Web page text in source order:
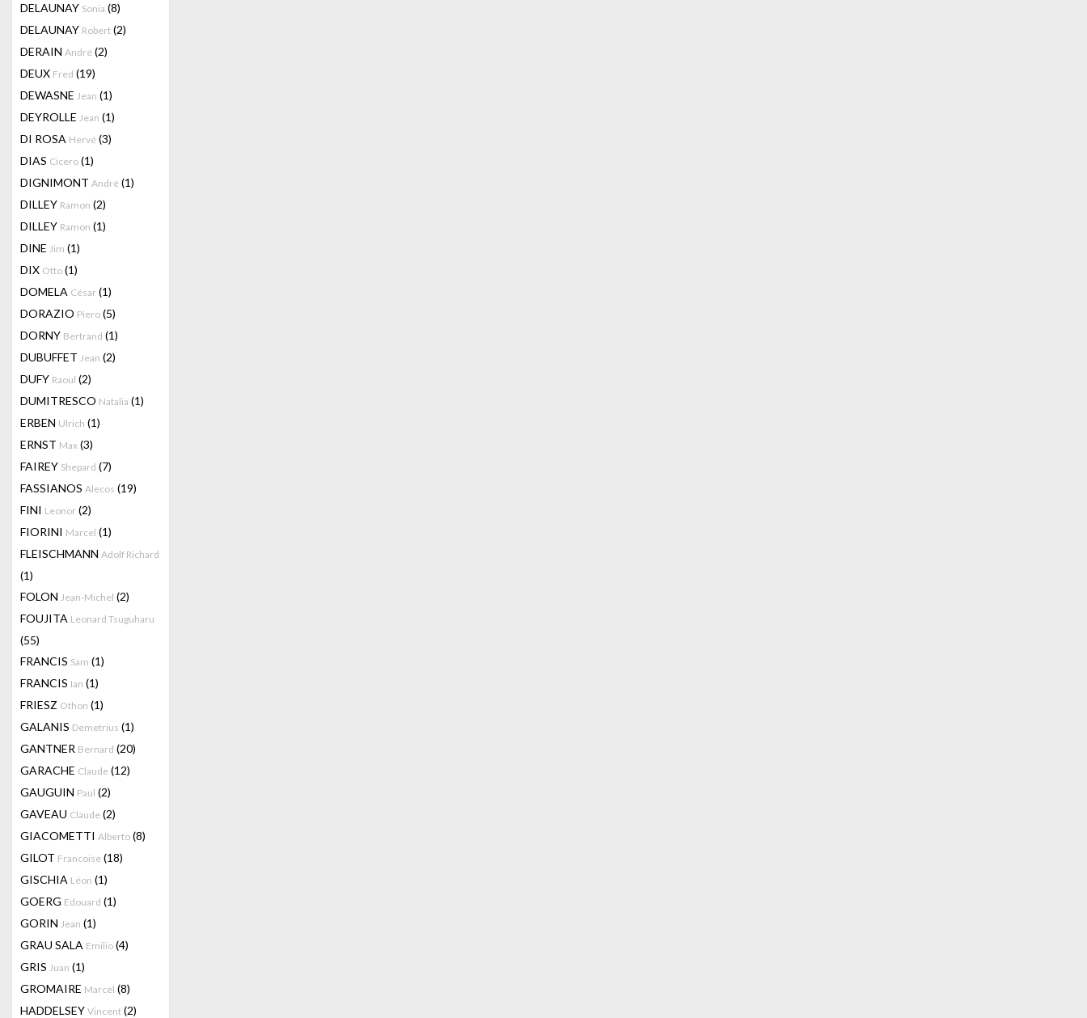
DELAUNAY Sonia (8)
DELAUNAY Robert (2)
DERAIN André (2)
DEUX Fred (19)
DEWASNE Jean (1)
DEYROLLE Jean (1)
DI ROSA Hervé (3)
DIAS Cicero (1)
DIGNIMONT André (1)
DILLEY Ramon (2)
DILLEY Ramon (1)
DINE Jim (1)
DIX Otto (1)
DOMELA César (1)
DORAZIO Piero (5)
DORNY Bertrand (1)
DUBUFFET Jean (2)
DUFY Raoul (2)
DUMITRESCO Natalia (1)
ERBEN Ulrich (1)
ERNST Max (3)
FAIREY Shepard (7)
FASSIANOS Alecos (19)
FINI Leonor (2)
FIORINI Marcel (1)
FLEISCHMANN Adolf Richard
(1)
FOLON Jean-Michel (2)
FOUJITA Leonard Tsuguharu
(55)
FRANCIS Sam (1)
FRANCIS Ian (1)
FRIESZ Othon (1)
GALANIS Demetrius (1)
GANTNER Bernard (20)
GARACHE Claude (12)
GAUGUIN Paul (2)
GAVEAU Claude (2)
GIACOMETTI Alberto (8)
GILOT Francoise (18)
GISCHIA Léon (1)
GOERG Edouard (1)
GORIN Jean (1)
GRAU SALA Emilio (4)
GRIS Juan (1)
GROMAIRE Marcel (8)
HADDELSEY Vincent (2)